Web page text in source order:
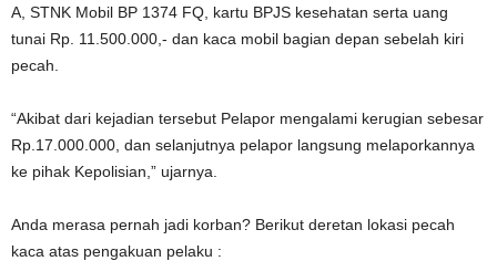
A, STNK Mobil BP 1374 FQ, kartu BPJS kesehatan serta uang
tunai Rp. 11.500.000,- dan kaca mobil bagian depan sebelah kiri
pecah.
“Akibat dari kejadian tersebut Pelapor mengalami kerugian sebesar
Rp.17.000.000, dan selanjutnya pelapor langsung melaporkannya
ke pihak Kepolisian,” ujarnya.
Anda merasa pernah jadi korban? Berikut deretan lokasi pecah
kaca atas pengakuan pelaku :